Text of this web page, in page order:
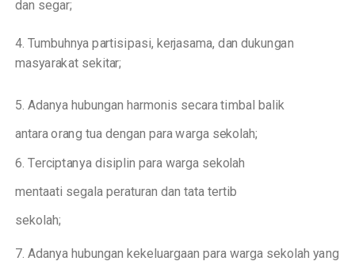
dan segar;
4. Tumbuhnya partisipasi, kerjasama,dan dukungan
masyarakat sekitar;
5. Adanya hubungan harmonis secara timbal bal ik
antara orang tua dengan para warga sekolah;
6. Terciptanya disiplin para warga sekolah
mentaati segala peraturan dan tata tertib
sekolah;
7. Adanya hubungan keke luargaan para warga sekolah yang